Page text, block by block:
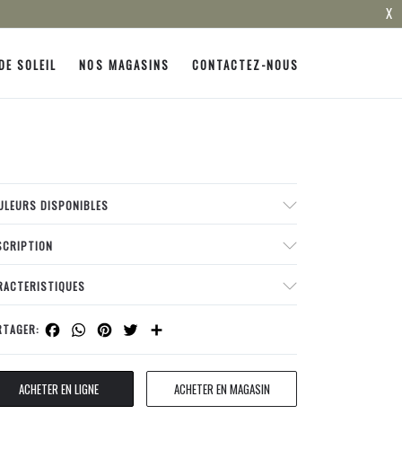
X
SOLEIL NOS MAGASINS CONTACTEZ-NOUS
DISPONIBLES
Facebook
WhatsApp
Pinterest
Twitter
ACHETER EN LIGNE ACHETER EN MAGASIN